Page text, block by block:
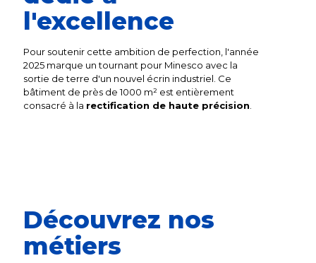
l'excellence
Pour soutenir cette ambition de perfection, l'année
2025 marque un tournant pour Minesco avec la
sortie de terre d'un nouvel écrin industriel. Ce
bâtiment de près de 1000 m² est entièrement
consacré à la rectification de haute précision
Découvrez nos
métiers